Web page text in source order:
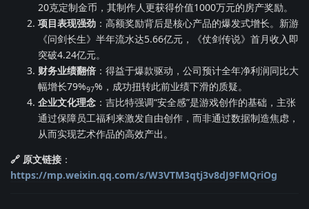
20克定制金币，其制作人更获得价值1000万元的房产奖励。
项目表现强劲 ：高额奖励背后是核心产品的爆发式增长。新游
《问剑长生》半年流水达5.66亿元，《仗剑传说》首月收入即
突破4.24亿元。
财务业绩翻倍 ：得益于爆款驱动，公司预计全年净利润同比大
幅增长79%97%，成功扭转此前业绩下滑的质疑。
企业文化理念 ：吉比特强调“安全感”是游戏创作的基础，主张
通过保障员工福利来激发自由创作，而非通过数据制造焦虑，
从而实现艺术作品的高效产出。
🔗 原文链接 ：
https://mp.weixin.qq.com/s/W3VTM3qtj3v8dJ9FMQriOg